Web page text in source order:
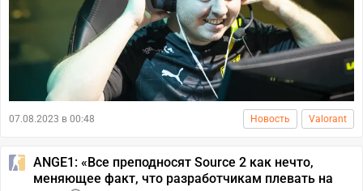
07.08.2023 в 00:48 Новость Valorant
ANGE1: «Все преподносят Source 2 как нечто,
меняющее факт, что разработчикам плевать на